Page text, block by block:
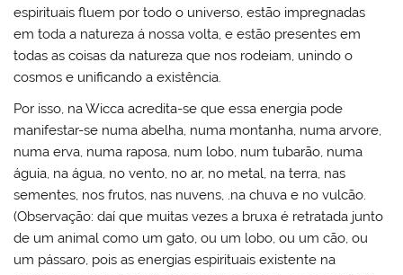
espirituais fluem por todo o universo, estão impregnadas
em toda a natureza á nossa volta, e estão presentes em
todas as coisas da natureza que nos rodeiam, unindo o
cosmos e unificando a existência.
Por isso, na Wicca acredita-se que essa energia pode
manifestar-se numa abelha, numa montanha, numa arvore,
numa erva, numa raposa, num lobo, num tubarão, numa
águia, na água, no vento, no ar, no metal, na terra, nas
sementes, nos frutos, nas nuvens, .na chuva e no vulcão.
(Observação: daí que muitas vezes a bruxa é retratada junto
de um animal como um gato, ou um lobo, ou um cão, ou
um pássaro, pois as energias espirituais existente na